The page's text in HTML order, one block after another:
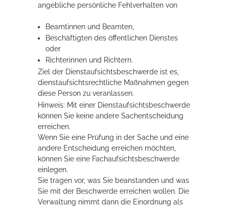
Wirtschaft
Rathaus
Service
Konzerte, Tagungen und vieles mehr
Die Stadthalle Hockenheim bietet den perfekten Standort für Events
mehr dazu...
angebliche persönliche Fehlverhalten von
Beamtinnen und Beamten,
Beschäftigten des öffentlichen Dienstes
oder
Richterinnen und Richtern.
Ziel der Dienstaufsichtsbeschwerde ist es,
dienstaufsichtsrechtliche Maßnahmen gegen
diese Person zu veranlassen.
Hinweis: Mit einer Dienstaufsichtsbeschwerde
können Sie keine andere Sachentscheidung
erreichen.
Wenn Sie eine Prüfung in der Sache und eine
andere Entscheidung erreichen möchten,
können Sie eine Fachaufsichtsbeschwerde
einlegen.
Sie tragen vor, was Sie beanstanden und was
Sie mit der Beschwerde erreichen wollen. Die
Verwaltung nimmt dann die Einordnung als